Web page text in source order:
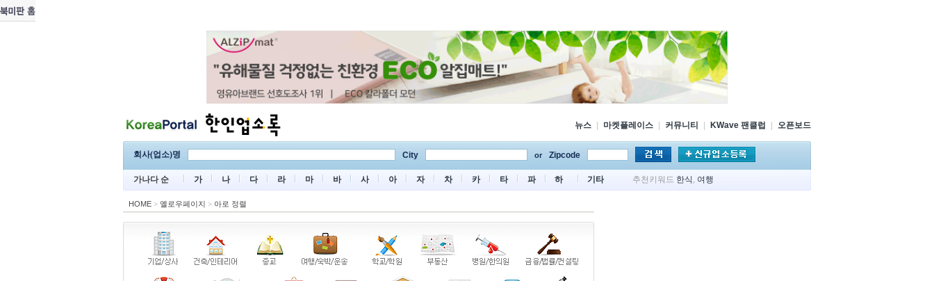
뉴스 마켓플레이스 커뮤니티 KWave 팬클럽 오픈보드
회사(업소)명 City or Zipcode
가나다 순 가 나 다 라 마 바 사 아 자 차 카 타 파 하 기타 추천키워드 한식 , 여행
HOME > 옐로우페이지 > 아로 정렬